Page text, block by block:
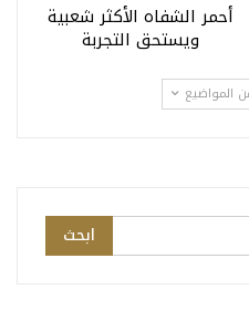
أحمر الشفاه الأكثر شعبية
ويستحق التجربة
المواضيع